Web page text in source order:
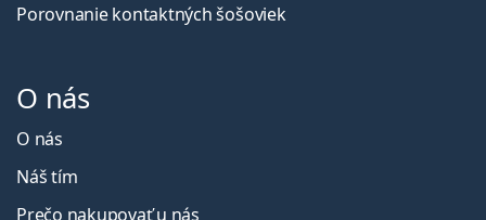
Porovnanie kontaktných šošoviek
O nás
O nás
Náš tím
Prečo nakupovať u nás